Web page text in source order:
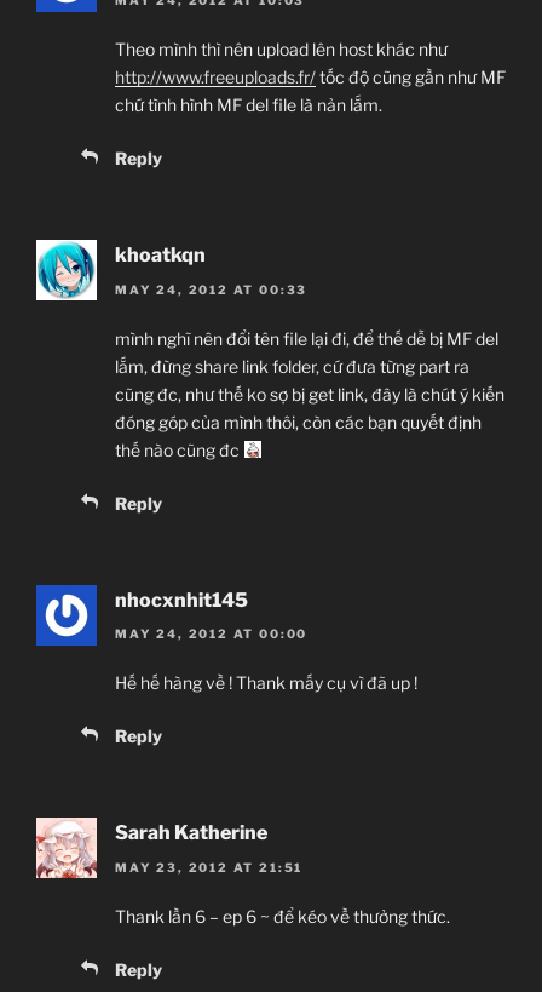
Theo mình thì nên upload lên host khác như
http://www.freeuploads.fr/tốc độ cũng gần như MF
chứ tình hình MF del file là nản lắm.
Reply
khoatkqn
MAY 24, 2012 AT 00:33
mình nghĩ nên đổi tên file lại đi, để thế dễ bị MF del
lắm, đừng share link folder, cứ đưa từng part ra
cũng đc, như thế ko sợ bị get link, đây là chút ý kiến
đóng góp của mình thôi, còn các bạn quyết định
thế nào cũng đc
Reply
nhocxnhit145
MAY 24, 2012 AT 00:00
Hế hế hàng về ! Thank mấy cụ vì đã up !
Reply
Sarah Katherine
MAY 23, 2012 AT 21:51
Thank lần 6 – ep 6 ~ để kéo về thưởng thức.
Reply